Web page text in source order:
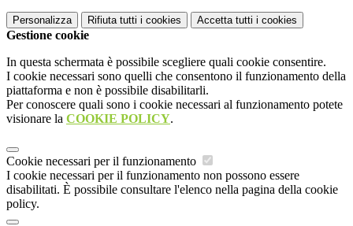
Personalizza Rifiuta tutti i cookies Accetta tutti i cookies
Gestione cookie
In questa schermata è possibile scegliere quali cookie consentire.
I cookie necessari sono quelli che consentono il funzionamento della
piattaforma e non è possibile disabilitarli.
Per conoscere quali sono i cookie necessari al funzionamento potete
visionare la COOKIE POLICY.
Cookie necessari per il funzionamento
I cookie necessari per il funzionamento non possono essere
disabilitati. È possibile consultare l'elenco nella pagina della cookie
policy.